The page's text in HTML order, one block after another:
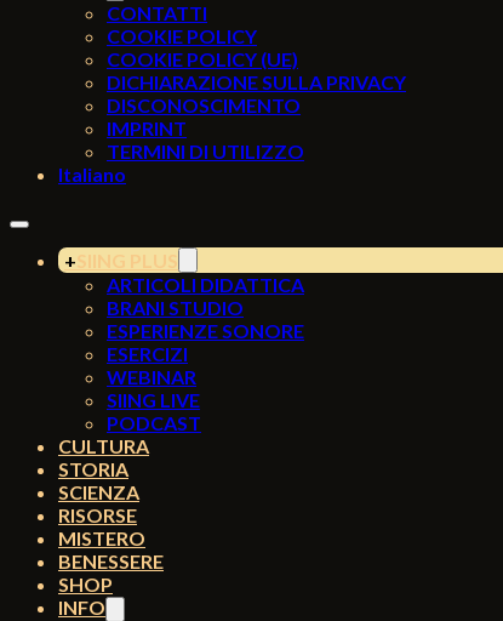
CONTATTI
COOKIE POLICY
COOKIE POLICY (UE)
DICHIARAZIONE SULLA PRIVACY
DISCONOSCIMENTO
IMPRINT
TERMINI DI UTILIZZO
Italiano
SIING PLUS
ARTICOLI DIDATTICA
BRANI STUDIO
ESPERIENZE SONORE
ESERCIZI
WEBINAR
SIING LIVE
PODCAST
CULTURA
STORIA
SCIENZA
RISORSE
MISTERO
BENESSERE
SHOP
INFO